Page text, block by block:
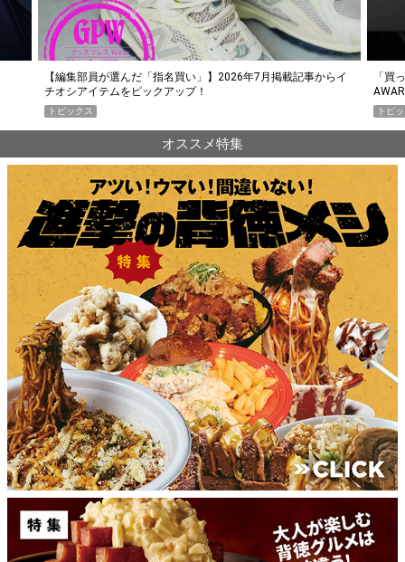
「買って損なし」の極上スマホ5選【GoodsPress 2026上半期
AWARD】
トピックス
薄着
PR
オススメ特集